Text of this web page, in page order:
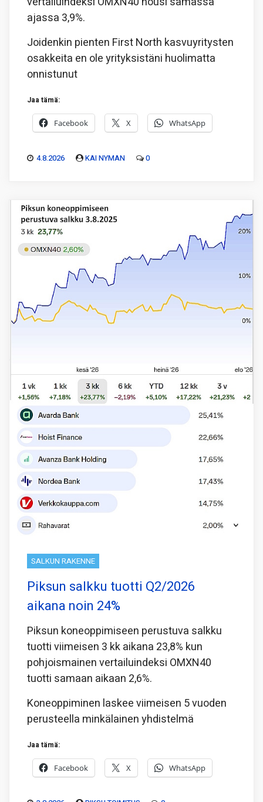
ajassa 3,9%.
Joidenkin pienten First North kasvuyritysten
osakkeita en ole yrityksistäni huolimatta
onnistunut
Jaa tämä:
Facebook X WhatsApp
4.8.2026 KAI NYMAN 0
SALKUN RAKENNE
Piksun salkku tuotti Q2/2026
aikana noin 24%
Piksun koneoppimiseen perustuva salkku
tuotti viimeisen 3 kk aikana 23,8% kun
pohjoismainen vertailuindeksi OMXN40
tuotti samaan aikaan 2,6%.
Koneoppiminen laskee viimeisen 5 vuoden
perusteella minkälainen yhdistelmä
Jaa tämä:
Facebook X WhatsApp